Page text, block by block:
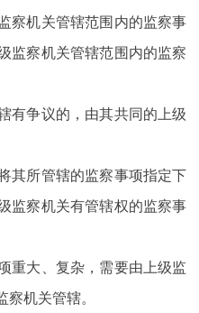
察机关管辖范围内的监察事
监察机关管辖范围内的监察
有争议的，由其共同的上级
所管辖的监察事项指定下
监察机关有管辖权的监察事
重大、复杂，需要由上级监
机关管辖。